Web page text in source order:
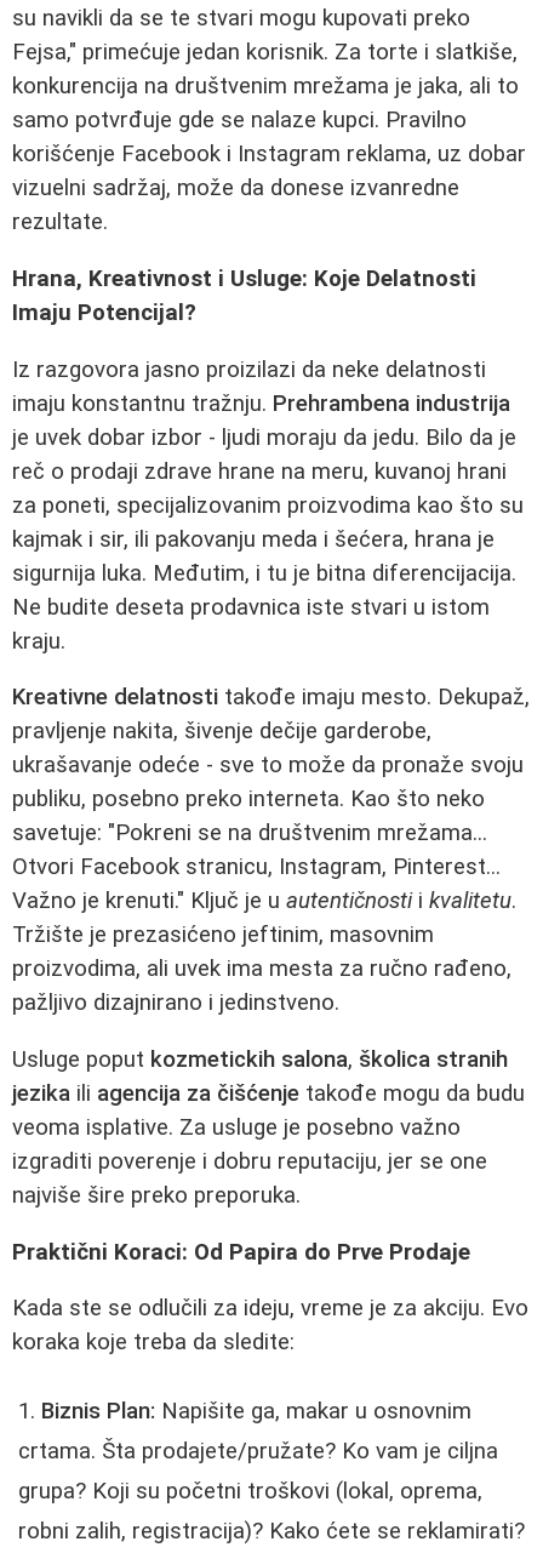
su navikli da se te stvari mogu kupovati preko
Fejsa," primećuje jedan korisnik. Za torte i slatkiše,
konkurencija na društvenim mrežama je jaka, ali to
samo potvrđuje gde se nalaze kupci. Pravilno
korišćenje Facebook i Instagram reklama, uz dobar
vizuelni sadržaj, može da donese izvanredne
rezultate.
Hrana, Kreativnost i Usluge: Koje Delatnosti
Imaju Potencijal?
Iz razgovora jasno proizilazi da neke delatnosti
imaju konstantnu tražnju. Prehrambena industrija
je uvek dobar izbor - ljudi moraju da jedu. Bilo da je
reč o prodaji zdrave hrane na meru, kuvanoj hrani
za poneti, specijalizovanim proizvodima kao što su
kajmak i sir, ili pakovanju meda i šećera, hrana je
sigurnija luka. Međutim, i tu je bitna diferencijacija.
Ne budite deseta prodavnica iste stvari u istom
kraju.
Kreativne delatnosti takođe imaju mesto. Dekupaž,
pravljenje nakita, šivenje dečije garderobe,
ukrašavanje odeće - sve to može da pronaže svoju
publiku, posebno preko interneta. Kao što neko
savetuje: "Pokreni se na društvenim mrežama...
Otvori Facebook stranicu, Instagram, Pinterest...
Važno je krenuti." Ključ je u autentičnostii kvalitetu.
Tržište je prezasićeno jeftinim, masovnim
proizvodima, ali uvek ima mesta za ručno rađeno,
pažljivo dizajnirano i jedinstveno.
Usluge poput kozmetickih salona, školica stranih
jezika ili agencija za čišćenje takođe mogu da budu
veoma isplative. Za usluge je posebno važno
izgraditi poverenje i dobru reputaciju, jer se one
najviše šire preko preporuka.
Praktični Koraci: Od Papira do Prve Prodaje
Kada ste se odlučili za ideju, vreme je za akciju. Evo
koraka koje treba da sledite:
Biznis Plan: Napišite ga, makar u osnovnim
crtama. Šta prodajete/pružate? Ko vam je ciljna
grupa? Koji su početni troškovi (lokal, oprema,
robni zalih, registracija)? Kako ćete se reklamirati?